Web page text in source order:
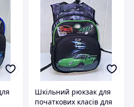
Шкільний рюкзак для
початкових класів для